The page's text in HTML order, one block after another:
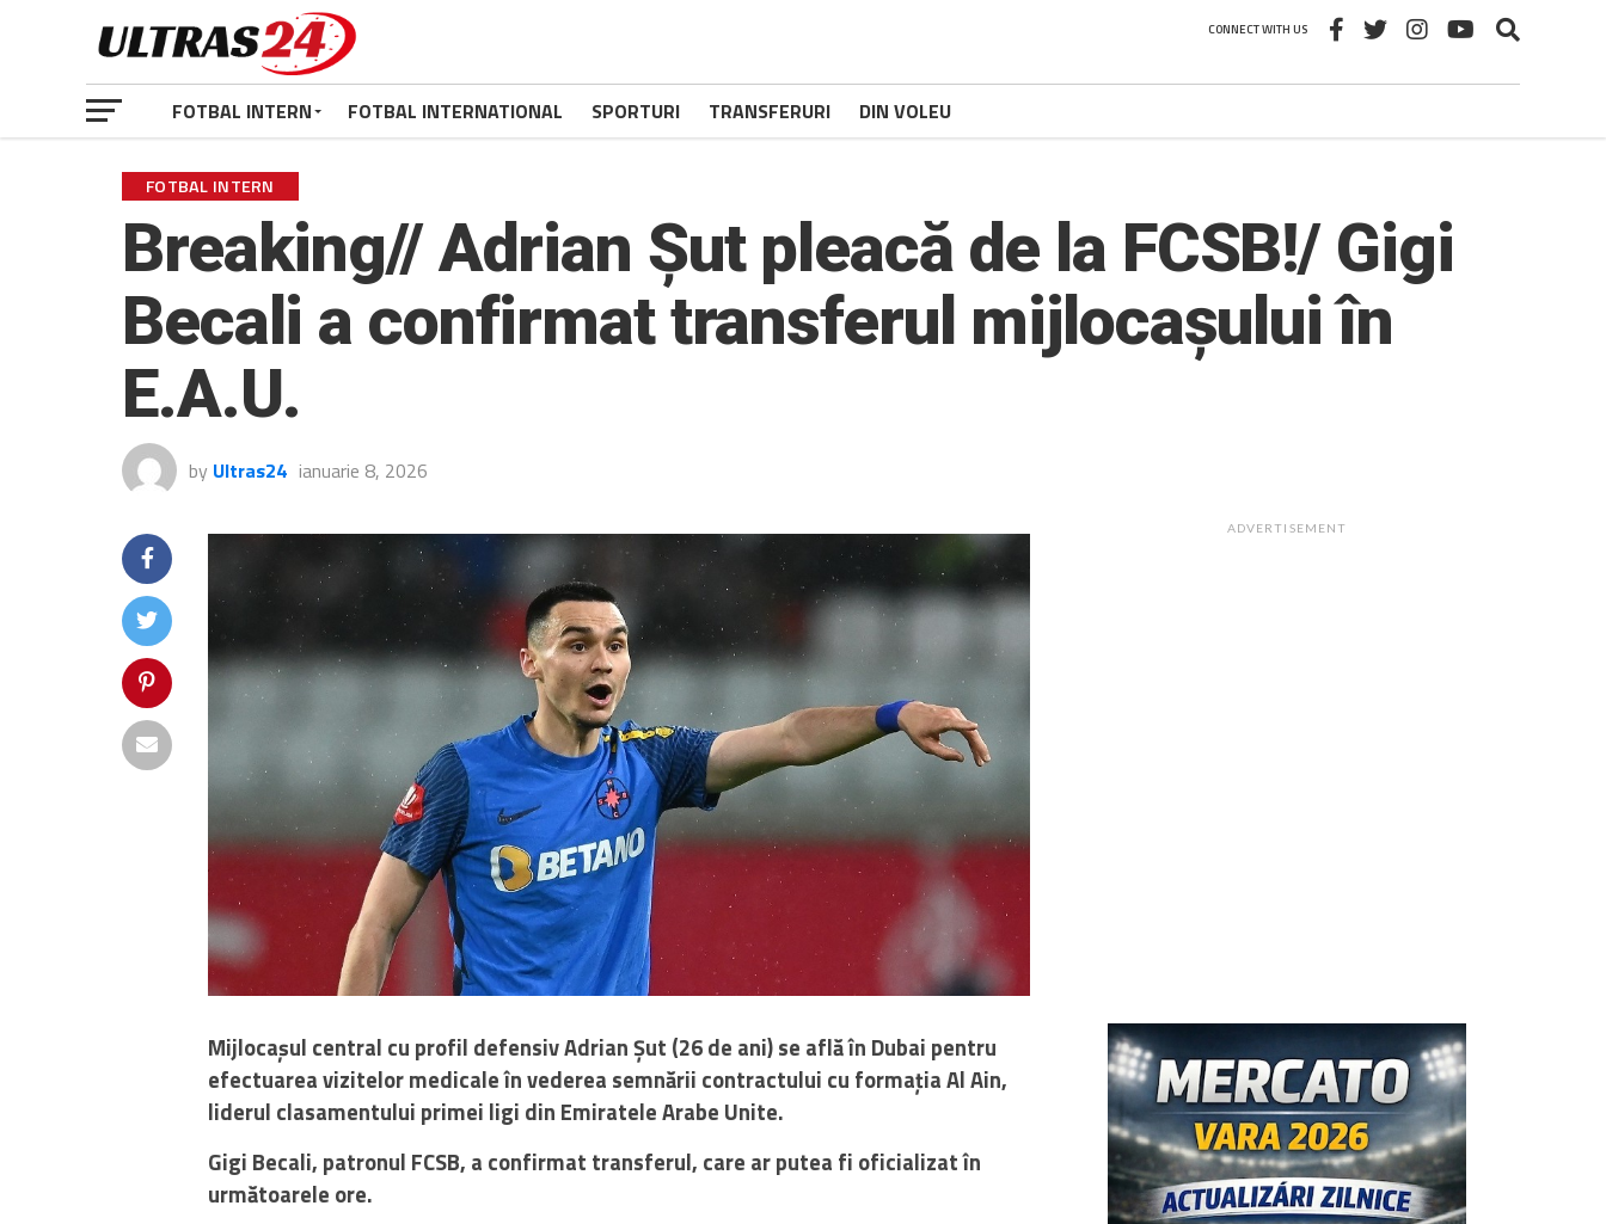
CONNECT WITH US
FOTBAL INTERN FOTBAL INTERNATIONAL SPORTURI TRANSFERURI DIN VOLEU
FOTBAL INTERN
Breaking// Adrian Șut pleacă de la FCSB!/ Gigi
Becali a confirmat transferul mijlocașului în
E.A.U.
by Ultras24 ianuarie 8, 2026
Mijlocașul central cu profil defensiv Adrian Șut (26 de ani) se află în Dubai pentru
efectuarea vizitelor medicale în vederea semnării contractului cu formația Al Ain,
liderul clasamentului primei ligi din Emiratele Arabe Unite.
Gigi Becali, patronul FCSB, a confirmat transferul, care ar putea fi oficializat în
următoarele ore.
ADVERTISEMENT